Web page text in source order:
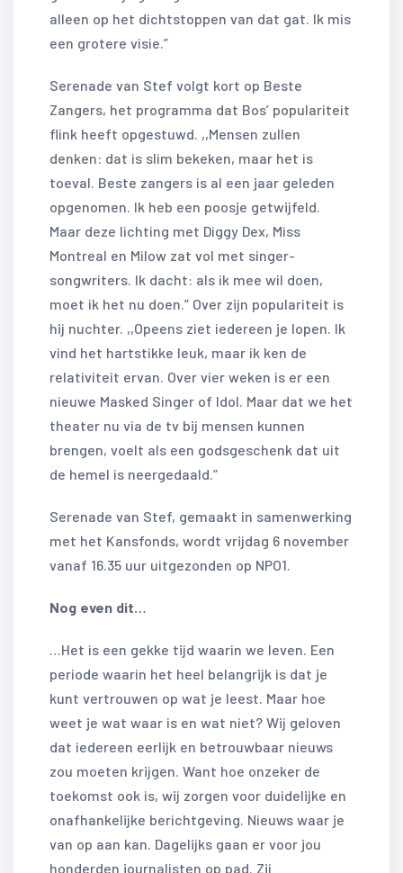
alleen op het dichtstoppen van dat gat. Ik mis
een grotere visie.”
Serenade van Stef volgt kort op Beste
Zangers, het programma dat Bos’ populariteit
flink heeft opgestuwd. ,,Mensen zullen
denken: dat is slim bekeken, maar het is
toeval. Beste zangers is al een jaar geleden
opgenomen. Ik heb een poosje getwijfeld.
Maar deze lichting met Diggy Dex, Miss
Montreal en Milow zat vol met singer-
songwriters. Ik dacht: als ik mee wil doen,
moet ik het nu doen.” Over zijn populariteit is
hij nuchter. ,,Opeens ziet iedereen je lopen. Ik
vind het hartstikke leuk, maar ik ken de
relativiteit ervan. Over vier weken is er een
nieuwe Masked Singer of Idol. Maar dat we het
theater nu via de tv bij mensen kunnen
brengen, voelt als een godsgeschenk dat uit
de hemel is neergedaald.”
Serenade van Stef, gemaakt in samenwerking
met het Kansfonds, wordt vrijdag 6 november
vanaf 16.35 uur uitgezonden op NPO1.
Nog even dit…
…Het is een gekke tijd waarin we leven. Een
periode waarin het heel belangrijk is dat je
kunt vertrouwen op wat je leest. Maar hoe
weet je wat waar is en wat niet? Wij geloven
dat iedereen eerlijk en betrouwbaar nieuws
zou moeten krijgen. Want hoe onzeker de
toekomst ook is, wij zorgen voor duidelijke en
onafhankelijke berichtgeving. Nieuws waar je
van op aan kan. Dagelijks gaan er voor jou
honderden journalisten op pad. Zij